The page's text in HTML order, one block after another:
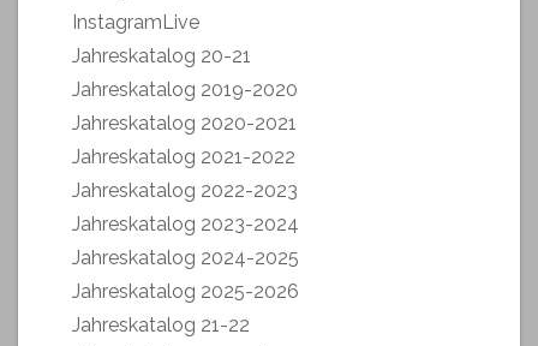
InstagramLive
Jahreskatalog 20-21
Jahreskatalog 2019-2020
Jahreskatalog 2020-2021
Jahreskatalog 2021-2022
Jahreskatalog 2022-2023
Jahreskatalog 2023-2024
Jahreskatalog 2024-2025
Jahreskatalog 2025-2026
Jahreskatalog 21-22